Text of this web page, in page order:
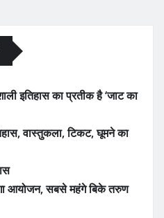
इतिहास का प्रतीक है ‘जाट का
वास्तुकला, टिकट, घूमने का
आयोजन, सबसे महंगे बिके तरुण